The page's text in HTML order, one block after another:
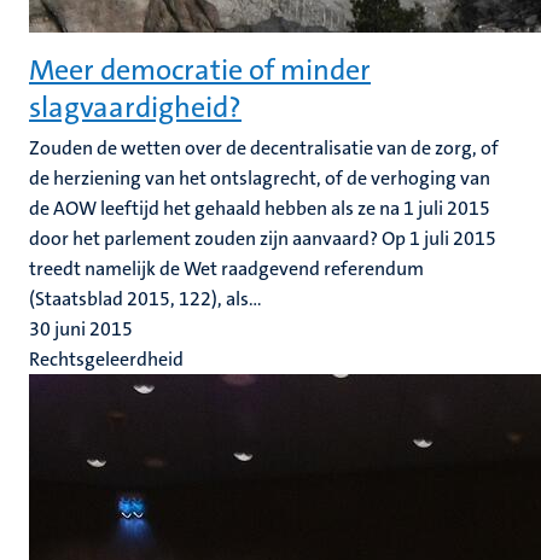
Meer democratie of minder
slagvaardigheid?
Zouden de wetten over de decentralisatie van de zorg, of
de herziening van het ontslagrecht, of de verhoging van
de AOW leeftijd het gehaald hebben als ze na 1 juli 2015
door het parlement zouden zijn aanvaard? Op 1 juli 2015
treedt namelijk de Wet raadgevend referendum
(Staatsblad 2015, 122), als...
30 juni 2015
Rechtsgeleerdheid